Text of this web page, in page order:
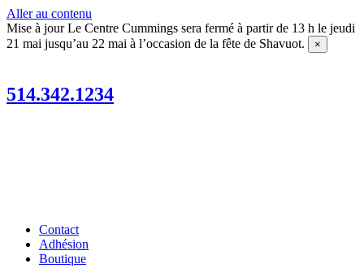
Aller au contenu
Mise à jour Le Centre Cummings sera fermé à partir de 13 h le jeudi
21 mai jusqu’au 22 mai à l’occasion de la fête de Shavuot.
×
514.342.1234
Contact
Adhésion
Boutique